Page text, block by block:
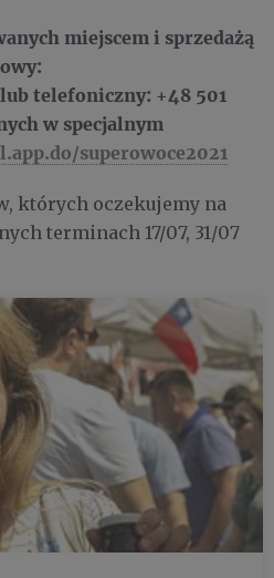
miejscem i sprzedażą
lub telefoniczny: +48 501
w specjalnym
superowoce2021
których oczekujemy na
terminach 17/07, 31/07